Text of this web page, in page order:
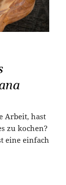
Arbeit, hast
zu kochen?
eine einfach